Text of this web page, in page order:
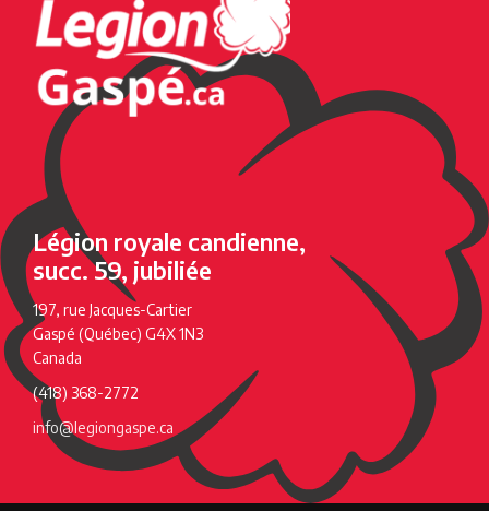
Légion royale candienne,
succ. 59, jubiliée
197, rue Jacques-Cartier
Gaspé (Québec) G4X 1N3
Canada
(418) 368-2772
info@legiongaspe.ca